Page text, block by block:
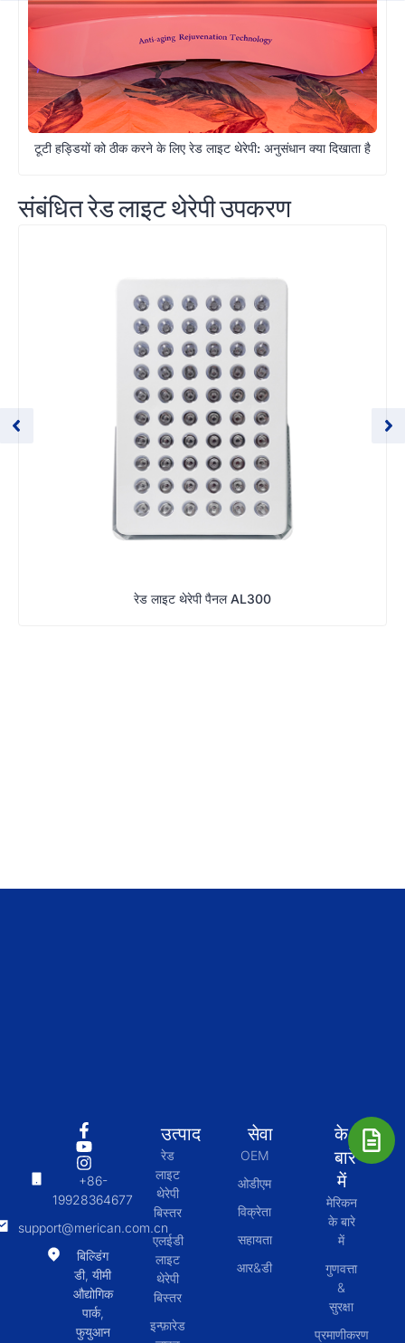
टूटी हड्डियों को ठीक करने के लिए रेड लाइट थेरेपी: अनुसंधान क्या दिखाता है
संबंधित रेड लाइट थेरेपी उपकरण
रेड लाइट थेरेपी पैनल AL300
+86-
19928364677
support@merican.com.cn
बिल्डिंग
डी, यीमी
औद्योगिक
पार्क,
फुयुआन
उत्पाद
रेड
लाइट
थेरेपी
बिस्तर
एलईडी
लाइट
थेरेपी
बिस्तर
इन्फ़ारेड
सेवा
OEM
ओडीएम
विक्रेता
सहायता
आर&डी
के
बारे
में
मेरिकन
के बारे
में
गुणवत्ता
&
सुरक्षा
प्रमाणीकरण